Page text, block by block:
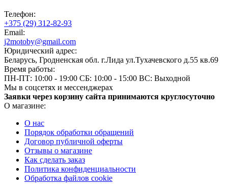
Телефон:
+375 (29) 312-82-93
Email:
j2motoby@gmail.com
Юридический адрес:
Беларусь, Гродненская обл. г.Лида ул.Тухачевского д.55 кв.69
Время работы:
ПН-ПТ: 10:00 - 19:00 СБ: 10:00 - 15:00 ВС: Выходной
Мы в соцсетях и мессенджерах
Заявки через корзину сайта принимаются круглосуточно
О магазине:
О нас
Порядок обработки обращений
Договор публичной оферты
Отзывы о магазине
Как сделать заказ
Политика конфиденциальности
Обработка файлов cookie